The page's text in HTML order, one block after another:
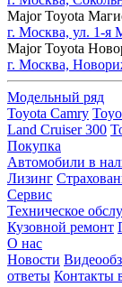
Major Toyota
г. Москва, ул. 1-я
Major Toyota
г. Москва,
Модельный ряд
Toyota Camry
Land Cruiser 300
Покупка
Автомобили в
Лизинг
Сервис
Техническое
Кузовной ремонт
О нас
Новости
ответы Контакты